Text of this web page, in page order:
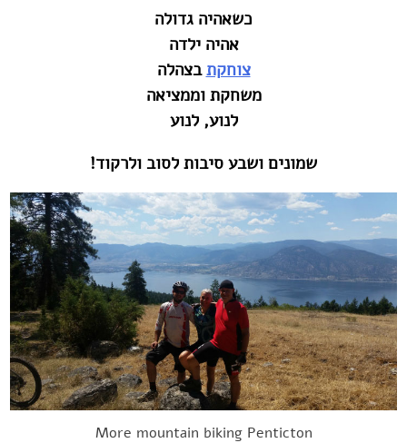
כשאהיה גדולה
אהיה ילדה
צוחקתבצהלה
משחקת וממציאה
לנוע, לנוע
שמונים ושבע סיבות לסוב ולרקוד!
More mountain biking Penticton